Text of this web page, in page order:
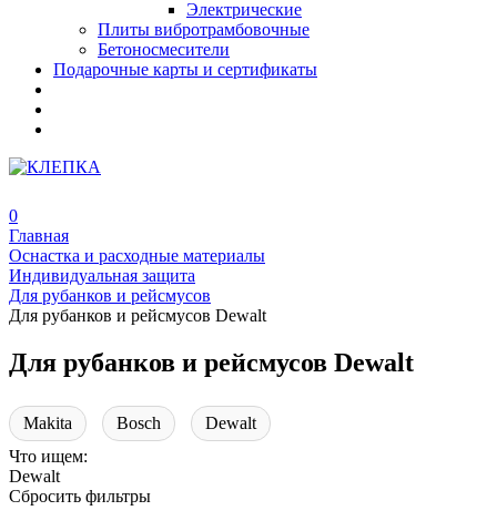
Электрические
Плиты вибротрамбовочные
Бетоносмесители
Подарочные карты и сертификаты
0
Главная
Оснастка и расходные материалы
Индивидуальная защита
Для рубанков и рейсмусов
Для рубанков и рейсмусов Dewalt
Для рубанков и рейсмусов Dewalt
Makita Bosch
Dewalt
Что ищем:
Dewalt
Сбросить фильтры